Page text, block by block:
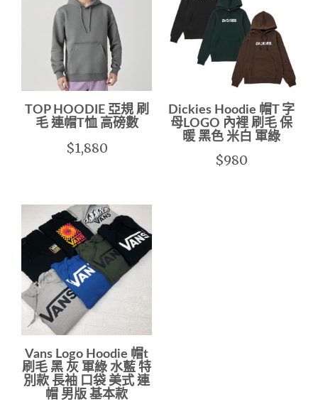
TOP HOODIE 亞規 刷
毛 連帽T恤 高磅數
$1,880
Dickies Hoodie 帽T 字
母LOGO 內裡 刷毛 保
暖 黑色 米白 軍綠
$980
Vans Logo Hoodie 帽t
刷毛 黑 灰 軍綠 水藍 特
別款 長袖 口袋 美式 連
帽 男版 基本款